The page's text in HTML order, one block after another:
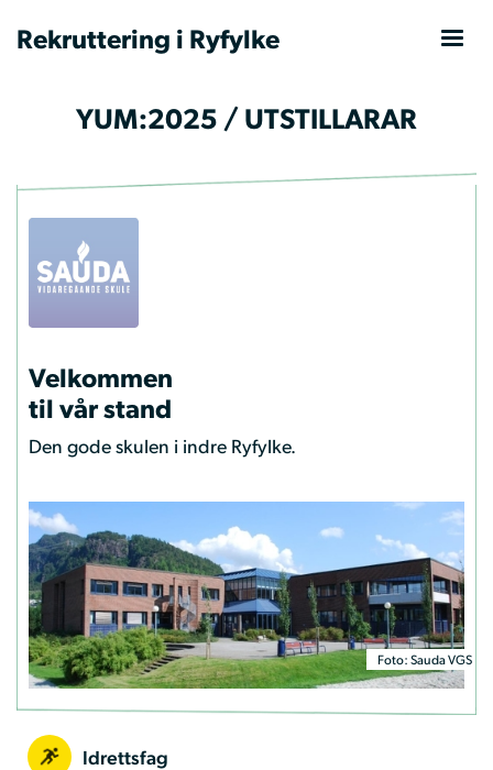
Rekruttering i Ryfylke
YUM:2025 / UTSTILLARAR
Velkommen
til vår stand
Den gode skulen i indre Ryfylke.
Foto: Sauda VGS
Idrettsfag